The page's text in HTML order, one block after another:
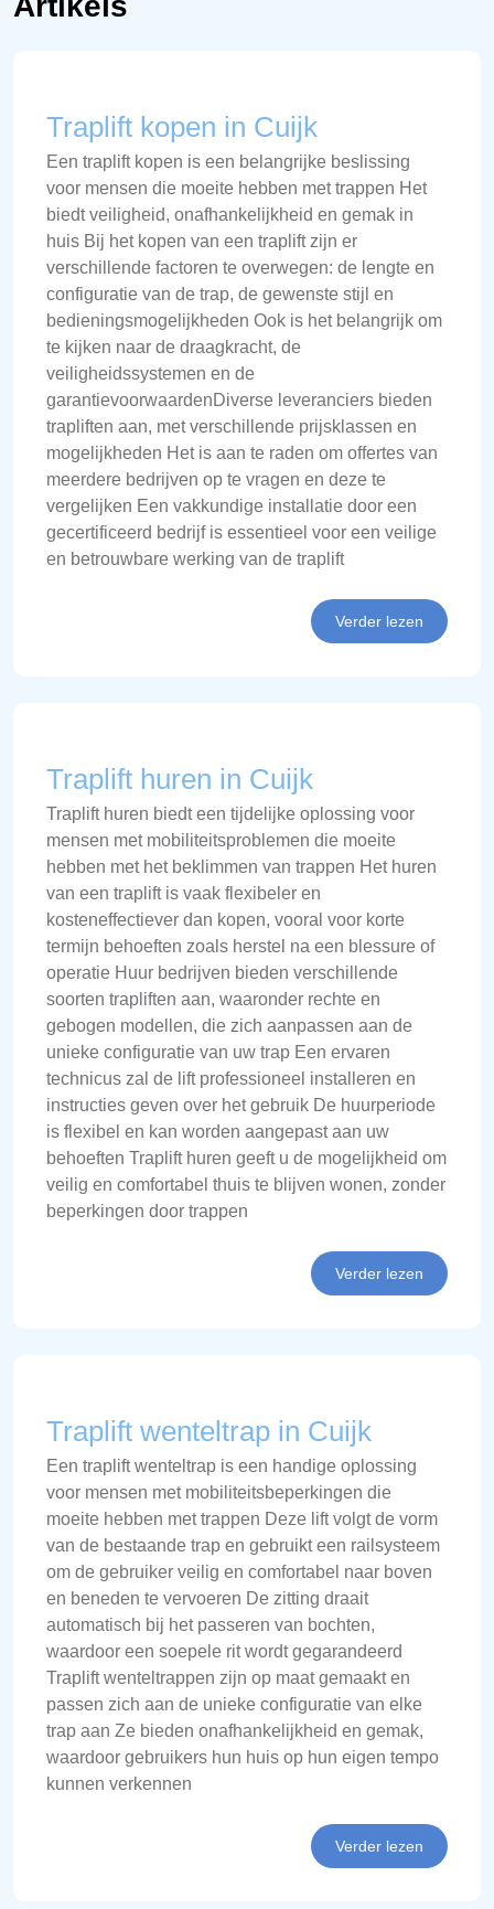
Traplift kopen in Cuijk
Een traplift kopen is een belangrijke beslissing
voor mensen die moeite hebben met trappen Het
biedt veiligheid, onafhankelijkheid en gemak in
huis Bij het kopen van een traplift zijn er
verschillende factoren te overwegen: de lengte en
configuratie van de trap, de gewenste stijl en
bedieningsmogelijkheden Ook is het belangrijk om
te kijken naar de draagkracht, de
veiligheidssystemen en de
garantievoorwaardenDiverse leveranciers bieden
trapliften aan, met verschillende prijsklassen en
mogelijkheden Het is aan te raden om offertes van
meerdere bedrijven op te vragen en deze te
vergelijken Een vakkundige installatie door een
gecertificeerd bedrijf is essentieel voor een veilige
en betrouwbare werking van de traplift
Verder lezen
Traplift huren in Cuijk
Traplift huren biedt een tijdelijke oplossing voor
mensen met mobiliteitsproblemen die moeite
hebben met het beklimmen van trappen Het huren
van een traplift is vaak flexibeler en
kosteneffectiever dan kopen, vooral voor korte
termijn behoeften zoals herstel na een blessure of
operatie Huur bedrijven bieden verschillende
soorten trapliften aan, waaronder rechte en
gebogen modellen, die zich aanpassen aan de
unieke configuratie van uw trap Een ervaren
technicus zal de lift professioneel installeren en
instructies geven over het gebruik De huurperiode
is flexibel en kan worden aangepast aan uw
behoeften Traplift huren geeft u de mogelijkheid om
veilig en comfortabel thuis te blijven wonen, zonder
beperkingen door trappen
Verder lezen
Traplift wenteltrap in Cuijk
Een traplift wenteltrap is een handige oplossing
voor mensen met mobiliteitsbeperkingen die
moeite hebben met trappen Deze lift volgt de vorm
van de bestaande trap en gebruikt een railsysteem
om de gebruiker veilig en comfortabel naar boven
en beneden te vervoeren De zitting draait
automatisch bij het passeren van bochten,
waardoor een soepele rit wordt gegarandeerd
Traplift wenteltrappen zijn op maat gemaakt en
passen zich aan de unieke configuratie van elke
trap aan Ze bieden onafhankelijkheid en gemak,
waardoor gebruikers hun huis op hun eigen tempo
kunnen verkennen
Verder lezen